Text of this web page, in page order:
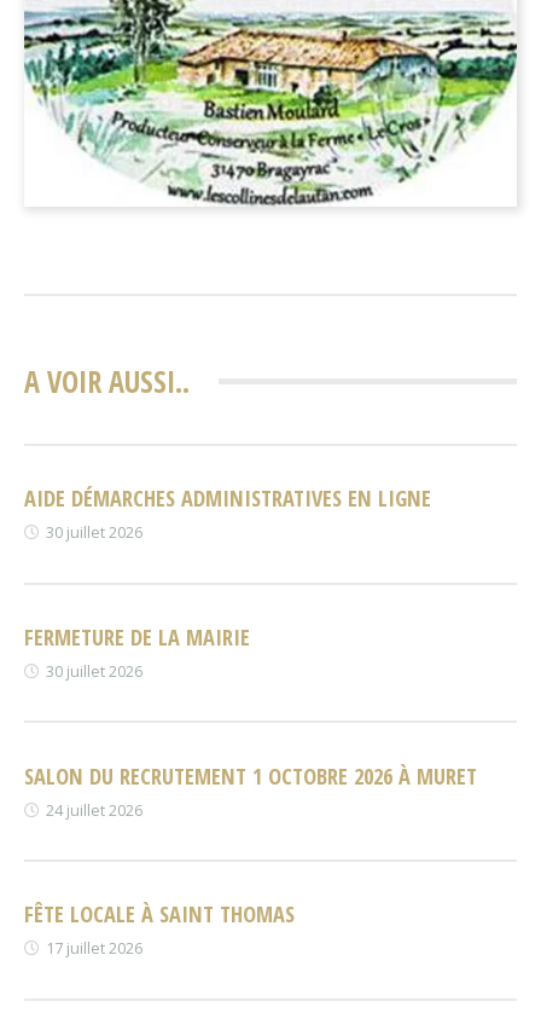
A VOIR AUSSI..
AIDE DÉMARCHES ADMINISTRATIVES EN LIGNE
30 juillet 2026
FERMETURE DE LA MAIRIE
30 juillet 2026
SALON DU RECRUTEMENT 1 OCTOBRE 2026 À MURET
24 juillet 2026
FÊTE LOCALE À SAINT THOMAS
17 juillet 2026